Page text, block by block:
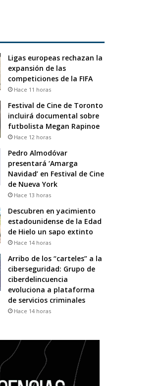
Ligas europeas rechazan la
expansión de las
competiciones de la FIFA
Hace 11 horas
Festival de Cine de Toronto
incluirá documental sobre
futbolista Megan Rapinoe
Hace 12 horas
Pedro Almodóvar
presentará ‘Amarga
Navidad’ en Festival de Cine
de Nueva York
Hace 13 horas
Descubren en yacimiento
estadounidense de la Edad
de Hielo un sapo extinto
Hace 14 horas
Arribo de los “carteles” a la
ciberseguridad: Grupo de
ciberdelincuencia
evoluciona a plataforma
de servicios criminales
Hace 14 horas